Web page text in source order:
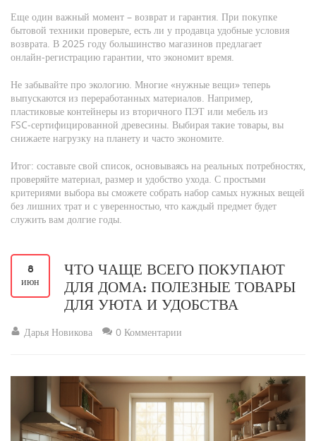
Еще один важный момент – возврат и гарантия. При покупке
бытовой техники проверьте, есть ли у продавца удобные условия
возврата. В 2025 году большинство магазинов предлагает
онлайн‑регистрацию гарантии, что экономит время.
Не забывайте про экологию. Многие «нужные вещи» теперь
выпускаются из переработанных материалов. Например,
пластиковые контейнеры из вторичного ПЭТ или мебель из
FSC‑сертифицированной древесины. Выбирая такие товары, вы
снижаете нагрузку на планету и часто экономите.
Итог: составьте свой список, основываясь на реальных потребностях,
проверяйте материал, размер и удобство ухода. С простыми
критериями выбора вы сможете собрать набор самых нужных вещей
без лишних трат и с уверенностью, что каждый предмет будет
служить вам долгие годы.
8
июн
ЧТО ЧАЩЕ ВСЕГО ПОКУПАЮТ
ДЛЯ ДОМА: ПОЛЕЗНЫЕ ТОВАРЫ
ДЛЯ УЮТА И УДОБСТВА
Дарья Новикова 0 Комментарии